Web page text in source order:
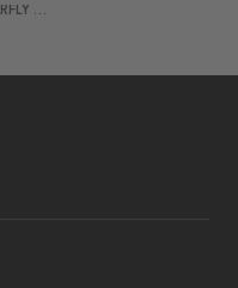
POSTER BUTTERFLY PLANT